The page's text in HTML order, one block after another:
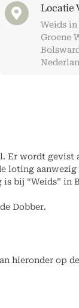
Locatie
Weids
Groene
Er wordt gevist
loting aanwezig
bij “Weids” in
Dobber.
hieronder op